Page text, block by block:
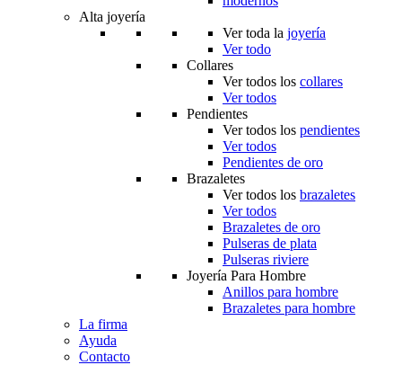
Alta joyería
Ver toda la joyería
Ver todo
Collares
Ver todos los collares
Ver todos
Pendientes
Ver todos los pendientes
Ver todos
Pendientes de oro
Brazaletes
Ver todos los brazaletes
Ver todos
Brazaletes de oro
Pulseras de plata
Pulseras riviere
Joyería Para Hombre
Anillos para hombre
Brazaletes para hombre
La firma
Ayuda
Contacto